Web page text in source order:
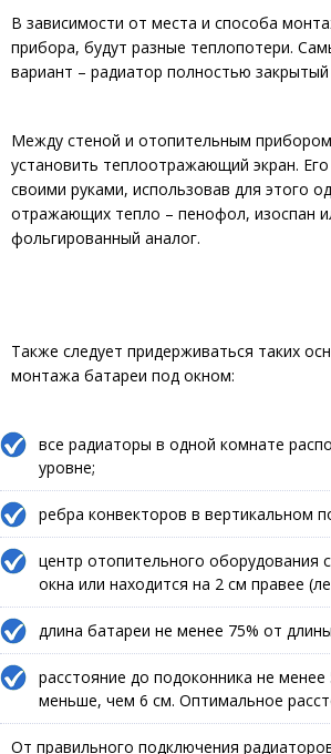
В зависимости от места и способа
прибора, будут разные теплопотери.
вариант – радиатор полностью
Между стеной и отопительным
установить теплоотражающий экран.
своими руками, использовав для этого
отражающих тепло – пенофол, изоспан
фольгированный аналог.
Также следует придерживаться таких
монтажа батареи под окном:
все радиаторы в одной комнате
уровне;
ребра конвекторов в вертикальном
центр отопительного оборудования
окна или находится на 2 см правее
длина батареи не менее 75% от
расстояние до подоконника не
меньше, чем 6 см. Оптимальное
От правильного подключения